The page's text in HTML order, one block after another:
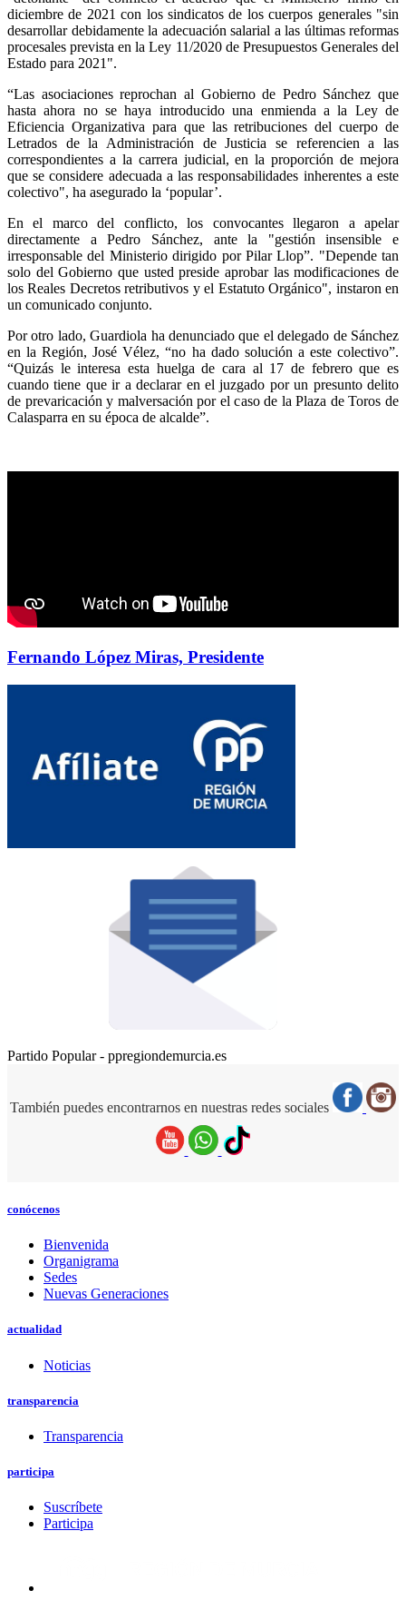
diciembre de 2021 con los sindicatos de los cuerpos generales "sin
desarrollar debidamente la adecuación salarial a las últimas reformas
procesales prevista en la Ley 11/2020 de Presupuestos Generales del
Estado para 2021".
“Las asociaciones reprochan al Gobierno de Pedro Sánchez que
hasta ahora no se haya introducido una enmienda a la Ley de
Eficiencia Organizativa para que las retribuciones del cuerpo de
Letrados de la Administración de Justicia se referencien a las
correspondientes a la carrera judicial, en la proporción de mejora
que se considere adecuada a las responsabilidades inherentes a este
colectivo", ha asegurado la ‘popular’.
En el marco del conflicto, los convocantes llegaron a apelar
directamente a Pedro Sánchez, ante la "gestión insensible e
irresponsable del Ministerio dirigido por Pilar Llop”. "Depende tan
solo del Gobierno que usted preside aprobar las modificaciones de
los Reales Decretos retributivos y el Estatuto Orgánico", instaron en
un comunicado conjunto.
Por otro lado, Guardiola ha denunciado que el delegado de Sánchez
en la Región, José Vélez, “no ha dado solución a este colectivo”.
“Quizás le interesa esta huelga de cara al 17 de febrero que es
cuando tiene que ir a declarar en el juzgado por un presunto delito
de prevaricación y malversación por el caso de la Plaza de Toros de
Calasparra en su época de alcalde”.
Fernando López Miras, Presidente
Partido Popular - ppregiondemurcia.es
También puedes encontrarnos en nuestras redes sociales
conócenos
Bienvenida
Organigrama
Sedes
Nuevas Generaciones
actualidad
Noticias
transparencia
Transparencia
participa
Suscríbete
Participa